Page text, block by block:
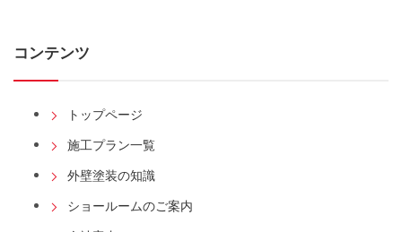
コンテンツ
トップページ
施工プラン一覧
外壁塗装の知識
ショールームのご案内